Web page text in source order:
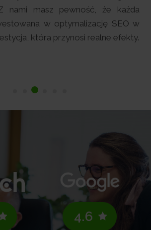
nami masz pewność, że każda
w optymalizację SEO w
która przynosi realne efekty.
4.6